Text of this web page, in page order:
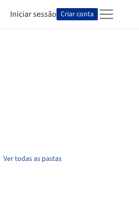
Iniciar sessão Criar conta
Ver todas as pastas